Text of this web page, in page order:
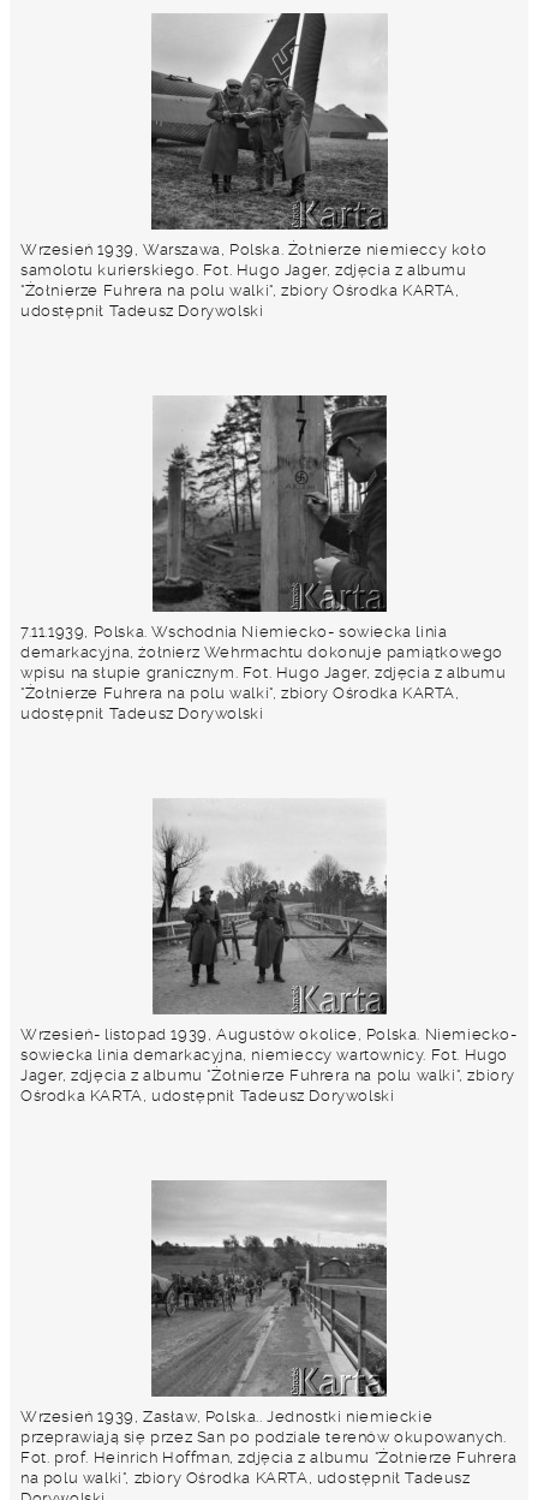
Wrzesień 1939, Warszawa, Polska. Żołnierze niemieccy koło
samolotu kurierskiego. Fot. Hugo Jager, zdjęcia z albumu
"Żołnierze Fuhrera na polu walki", zbiory Ośrodka KARTA,
udostępnił Tadeusz Dorywolski
7.11.1939, Polska. Wschodnia Niemiecko- sowiecka linia
demarkacyjna, żołnierz Wehrmachtu dokonuje pamiątkowego
wpisu na słupie granicznym. Fot. Hugo Jager, zdjęcia z albumu
"Żołnierze Fuhrera na polu walki", zbiory Ośrodka KARTA,
udostępnił Tadeusz Dorywolski
Wrzesień- listopad 1939, Augustów okolice, Polska. Niemiecko-
sowiecka linia demarkacyjna, niemieccy wartownicy. Fot. Hugo
Jager, zdjęcia z albumu "Żołnierze Fuhrera na polu walki", zbiory
Ośrodka KARTA, udostępnił Tadeusz Dorywolski
Wrzesień 1939, Zasław, Polska.. Jednostki niemieckie
przeprawiają się przez San po podziale terenów okupowanych.
Fot. prof. Heinrich Hoffman, zdjęcia z albumu "Żołnierze Fuhrera
na polu walki", zbiory Ośrodka KARTA, udostępnił Tadeusz